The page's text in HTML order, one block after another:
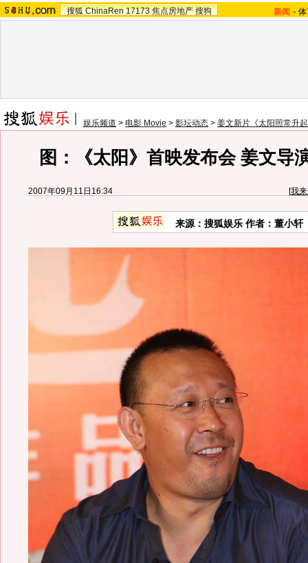
搜狐 ChinaRen 17173 焦点房地产 搜狗 新闻 -
娱乐频道 > 电影 Movie > 影坛动态 > 姜文新片《太阳照常升
图：《太阳》首映发布会 姜文导
2007年09月11日16:34 [我
来源：搜狐娱乐 作者：董小轩